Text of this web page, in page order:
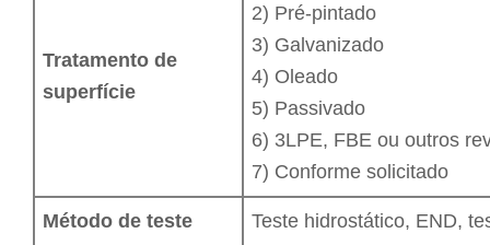
Tratamento de
superfície
2) Pré-pintado
3) Galvanizado
4) Oleado
5) Passivado
6) 3LPE, FBE ou outros
7) Conforme solicitado
Método de teste Teste hidrostático, END,